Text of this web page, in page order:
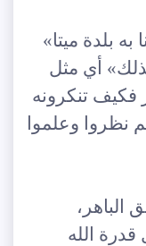
به بلدة ميتا»
أي مثل
فكيف تنكرونه
نظروا وعلموا
الباهر،
الله